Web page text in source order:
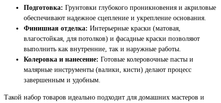
Подготовка: Грунтовки глубокого проникновения и акриловые
обеспечивают надежное сцепление и укрепление основания.
Финишная отделка: Интерьерные краски (матовая,
влагостойкая, для потолков) и фасадные краски позволяют
выполнить как внутренние, так и наружные работы.
Колеровка и нанесение: Готовые колеровочные пасты и
малярные инструменты (валики, кисти) делают процесс
завершенным и удобным.
Такой набор товаров идеально подходит для домашних мастеров и